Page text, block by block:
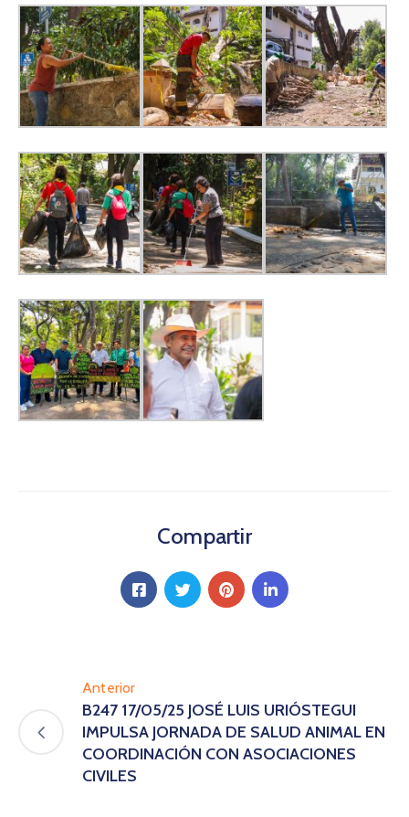
Compartir
Anterior
B247 17/05/25 JOSÉ LUIS URIÓSTEGUI
IMPULSA JORNADA DE SALUD ANIMAL EN
COORDINACIÓN CON ASOCIACIONES
CIVILES